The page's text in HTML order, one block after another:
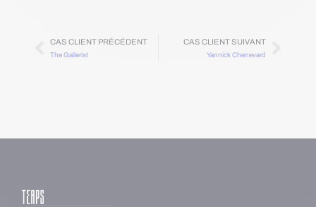
CAS CLIENT PRÉCÉDENT
The Gallerist
CAS CLIENT SUIVANT
Yannick Chenevard